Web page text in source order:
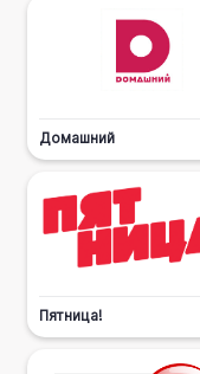
Домашний
Пятница!